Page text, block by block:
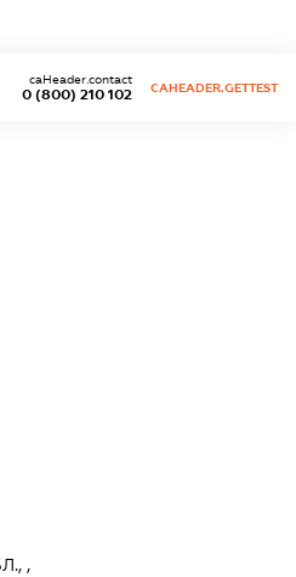
0 (800) 210 102
caHeader.contact
CAHEADER.GETTEST
,